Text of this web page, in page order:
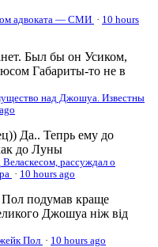
адвоката — СМИ · 10 hours
Был бы он Усиком,
Габариты-то не в
над Джошуа. Известны
Да.. Тепрь ему до
до Луны
рассуждал о
· 10 hours ago
Пол подумав краще
Джошуа ніж від
Пол · 10 hours ago